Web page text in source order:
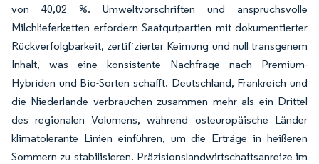
von 40,02 %. Umweltvorschriften und anspruchsvolle
Milchlieferketten erfordern Saatgutpartien mit dokumentierter
Rückverfolgbarkeit, zertifizierter Keimung und null transgenem
Inhalt, was eine konsistente Nachfrage nach Premium-
Hybriden und Bio-Sorten schafft. Deutschland, Frankreich und
die Niederlande verbrauchen zusammen mehr als ein Drittel
des regionalen Volumens, während osteuropäische Länder
klimatolerante Linien einführen, um die Erträge in heißeren
Sommern zu stabilisieren. Präzisionslandwirtschaftsanreize im